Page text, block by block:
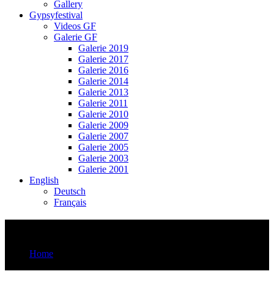
Gallery
Gypsyfestival
Videos GF
Galerie GF
Galerie 2019
Galerie 2017
Galerie 2016
Galerie 2014
Galerie 2013
Galerie 2011
Galerie 2010
Galerie 2009
Galerie 2007
Galerie 2005
Galerie 2003
Galerie 2001
English
Deutsch
Français
Home